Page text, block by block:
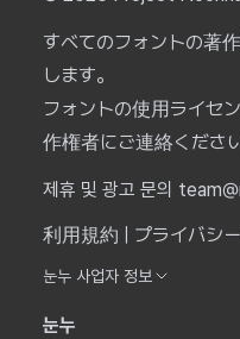
すべてのフォントの著
します。
フォントの使用ライセ
作権者にご連絡ください
제휴 및 광고 문의
利用規約
プライバシ
눈누 사업자 정보
눈누